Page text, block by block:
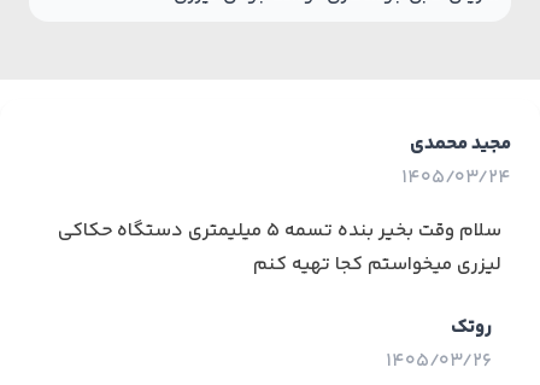
مجید محمدی
1405/03/24
سلام وقت بخیر بنده تسمه 5 میلیمتری دستگاه حکاکی
لیزری میخواستم کجا تهیه کنم
روتک
1405/03/26